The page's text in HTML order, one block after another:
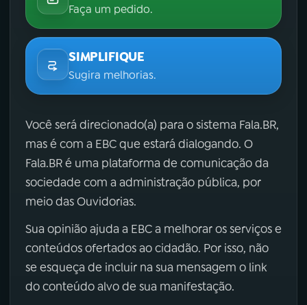
Faça um pedido.
SIMPLIFIQUE
Sugira melhorias.
Você será direcionado(a) para o sistema Fala.BR,
mas é com a EBC que estará dialogando. O
Fala.BR é uma plataforma de comunicação da
sociedade com a administração pública, por
meio das Ouvidorias.
Sua opinião ajuda a EBC a melhorar os serviços e
conteúdos ofertados ao cidadão. Por isso, não
se esqueça de incluir na sua mensagem o link
do conteúdo alvo de sua manifestação.